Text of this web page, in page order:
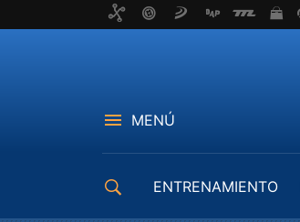
MENÚ
ENTRENAMIENTO